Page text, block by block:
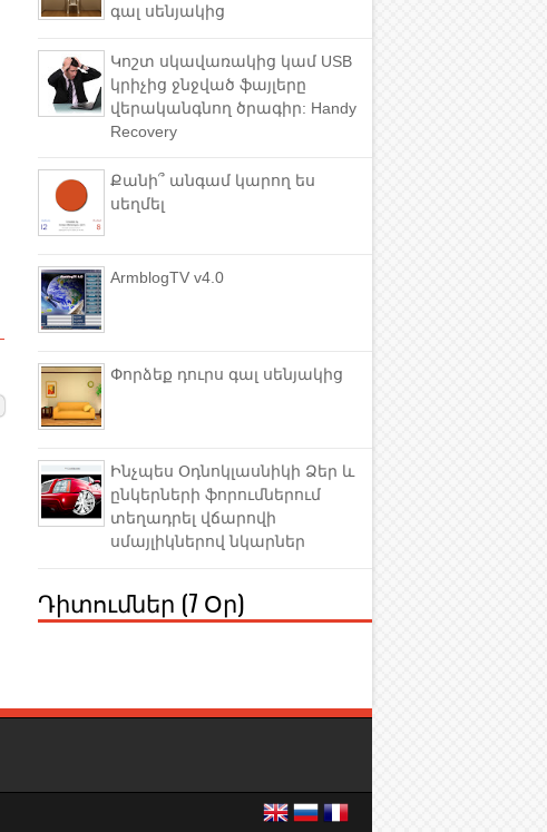
գալ սենյակից
Կոշտ սկավառակից կամ USB
կրիչից ջնջված ֆայլերը
վերականգնող ծրագիր: Handy
Recovery
Քանի՞ անգամ կարող ես
սեղմել
ArmblogTV v4.0
Փորձեք դուրս գալ սենյակից
Ինչպես Օդնոկլասնիկի Ձեր և
ընկերների ֆորումներում
տեղադրել վճարովի
սմայլիկներով նկարներ
Դիտումներ (7 Օր)